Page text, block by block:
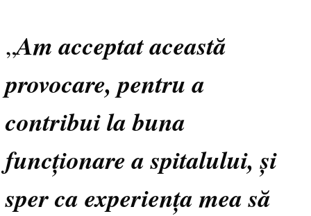
„Am acceptat această
provocare, pentru a
contribui la buna
funcționare a spitalului, și
sper ca experiența mea să